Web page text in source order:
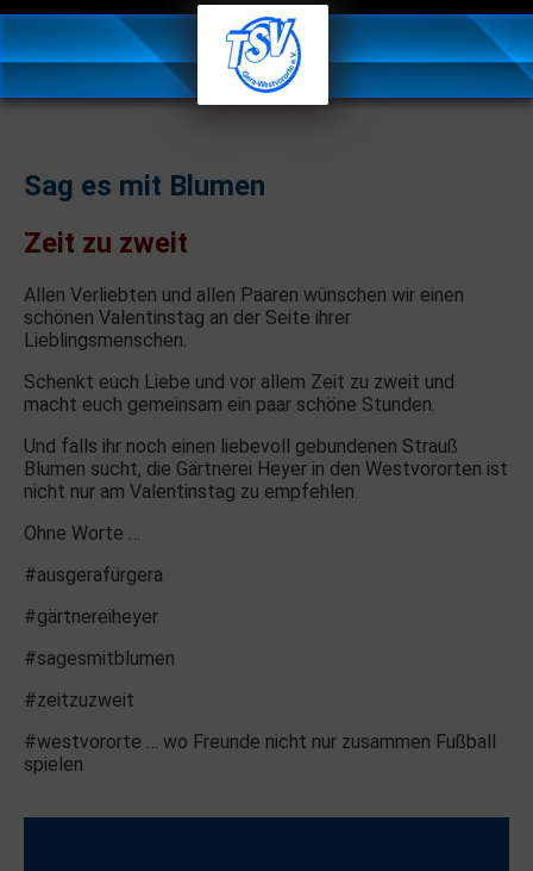
Sag es mit Blumen
Zeit zu zweit
Allen Verliebten und allen Paaren wünschen wir einen
schönen Valentinstag an der Seite ihrer
Lieblingsmenschen.
Schenkt euch Liebe und vor allem Zeit zu zweit und
macht euch gemeinsam ein paar schöne Stunden.
Und falls ihr noch einen liebevoll gebundenen Strauß
Blumen sucht, die Gärtnerei Heyer in den Westvororten ist
nicht nur am Valentinstag zu empfehlen.
Ohne Worte …
#ausgerafürgera
#gärtnereiheyer
#sagesmitblumen
#zeitzuzweit
#westvororte … wo Freunde nicht nur zusammen Fußball
spielen